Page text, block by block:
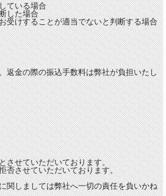
ている場合
した場合
受けすることが適当でないと判断する場合
返金の際の振込手数料は弊社が負担いたし
させていただいております。
させていただいております。
関しましては弊社へ一切の責任を負いかね